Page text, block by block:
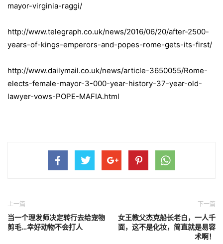
mayor-virginia-raggi/
http://www.telegraph.co.uk/news/2016/06/20/after-2500-
years-of-kings-emperors-and-popes-rome-gets-its-first/
http://www.dailymail.co.uk/news/article-3650055/Rome-
elects-female-mayor-3-000-year-history-37-year-old-
lawyer-vows-POPE-MAFIA.html
上一篇
当一个理发师决定转行去给宠物
剪毛…幸好动物不会打人
下一篇
女王教父杰克船长老白，一人千
面，这不是化妆，简直就是易容
术啊！